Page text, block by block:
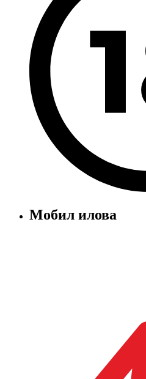
Мобил илова